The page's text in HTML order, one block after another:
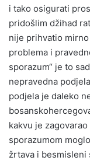
i tako osigurati
pridošlim džihad
nije prihvatio
problema i
sporazum“ je to
nepravedna
podjela je daleko
kakvu je
sporazumom
žrtava i besmisleni